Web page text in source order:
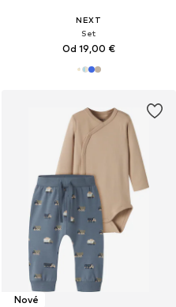
NEXT
Set
Od 19,00 €
Nové